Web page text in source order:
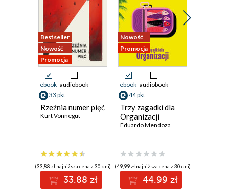
Bestseller
Nowość
Promocja
ebook audiobook
33 pkt
Rzeźnia numer pięć
Kurt Vonnegut
(33,88 zł najniższa cena z 30 dni)
33.88 zł
Nowość
Promocja
ebook audiobook
44 pkt
Trzy zagadki dla
Organizacji
Eduardo Mendoza
(49,99 zł najniższa cena z 30 dni)
44.99 zł